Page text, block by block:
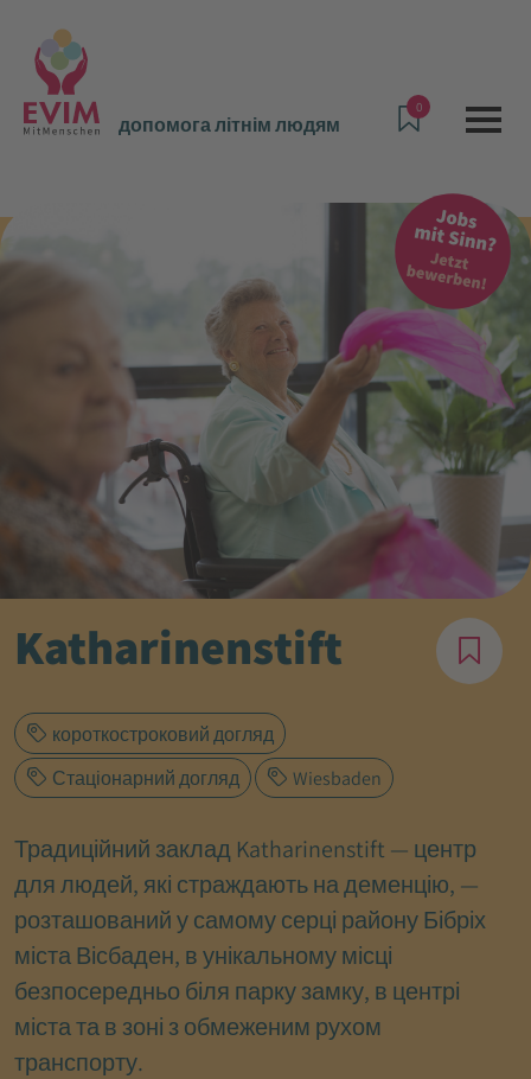
допомога літнім людям
0
Пропозиції та послуги
допомога літнім людям
Katharinenstift
короткостроковий догляд
Стаціонарний догляд
Wiesbaden
Традиційний заклад Katharinenstift — центр
для людей, які страждають на деменцію, —
розташований у самому серці району Бібріх
міста Вісбаден, в унікальному місці
безпосередньо біля парку замку, в центрі
міста та в зоні з обмеженим рухом
транспорту.